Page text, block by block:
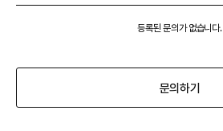
등록된 문의가 없습니다.
문의하기